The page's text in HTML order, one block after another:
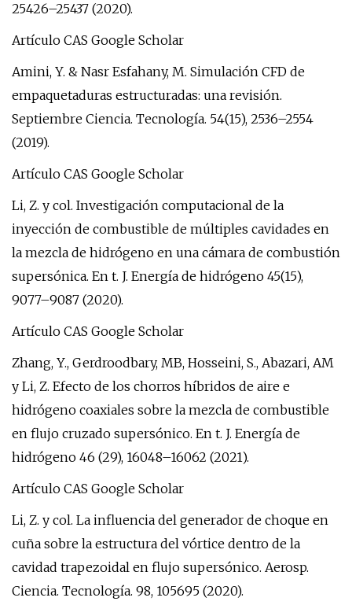
25426–25437 (2020).
Artículo CAS Google Scholar
Amini, Y. & Nasr Esfahany, M. Simulación CFD de
empaquetaduras estructuradas: una revisión.
Septiembre Ciencia. Tecnología. 54(15), 2536–2554
(2019).
Artículo CAS Google Scholar
Li, Z. y col. Investigación computacional de la
inyección de combustible de múltiples cavidades en
la mezcla de hidrógeno en una cámara de combustión
supersónica. En t. J. Energía de hidrógeno 45(15),
9077–9087 (2020).
Artículo CAS Google Scholar
Zhang, Y., Gerdroodbary, MB, Hosseini, S., Abazari, AM
y Li, Z. Efecto de los chorros híbridos de aire e
hidrógeno coaxiales sobre la mezcla de combustible
en flujo cruzado supersónico. En t. J. Energía de
hidrógeno 46 (29), 16048–16062 (2021).
Artículo CAS Google Scholar
Li, Z. y col. La influencia del generador de choque en
cuña sobre la estructura del vórtice dentro de la
cavidad trapezoidal en flujo supersónico. Aerosp.
Ciencia. Tecnología. 98, 105695 (2020).